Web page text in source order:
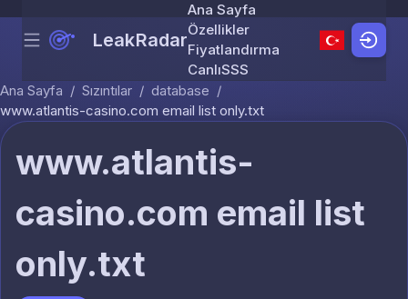
Skip to content
Menu LeakRadar
Ana Sayfa
Özellikler
Fiyatlandırma
CanlıSSS
Ana Sayfa / Sızıntılar / database /
www.atlantis-casino.com email list only.txt
www.atlantis-
casino.com email list
only.txt